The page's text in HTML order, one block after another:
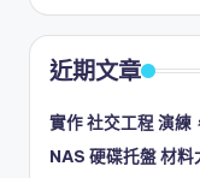
近期文章
實作 社交工程 演練
NAS 硬碟托盤 材